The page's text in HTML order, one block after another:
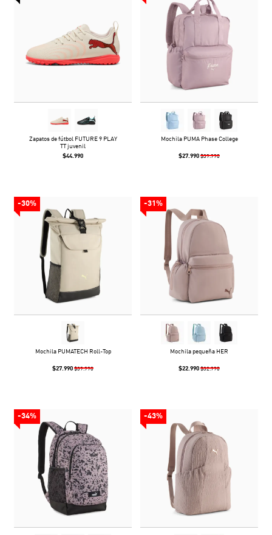
Zapatos de fútbol FUTURE 9 PLAY
TT juvenil
$44.990
Mochila PUMA Phase College
$27.990 $39.990
-30%
Mochila PUMATECH Roll-Top
$27.990 $39.990
-31%
Mochila pequeña HER
$22.990 $32.990
-34% -43%